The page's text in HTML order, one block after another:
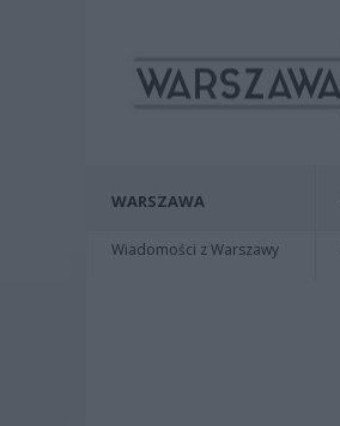
WARSZAWA
Wiadomości z Warszawy